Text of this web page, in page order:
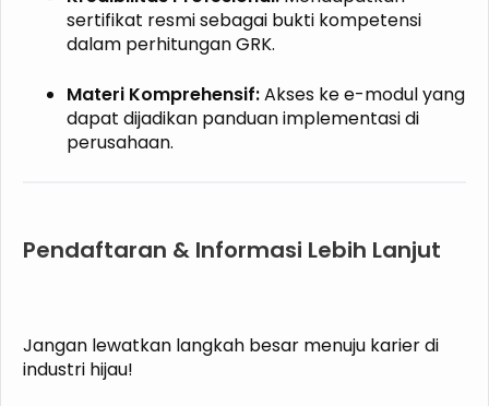
sertifikat resmi sebagai bukti kompetensi
dalam perhitungan GRK.
Materi Komprehensif:Akses ke e-modul yang
dapat dijadikan panduan implementasi di
perusahaan.
Pendaftaran & Informasi Lebih Lanjut
Jangan lewatkan langkah besar menuju karier di
industri hijau!